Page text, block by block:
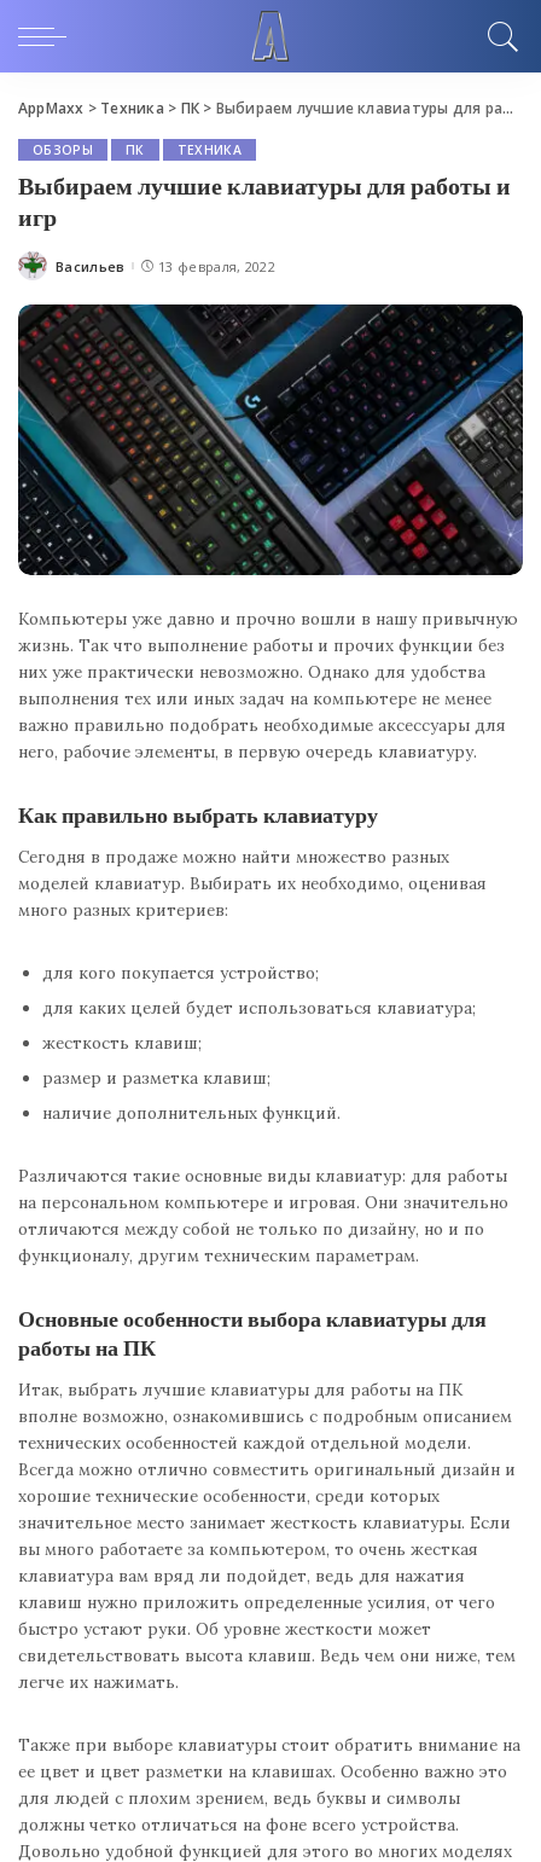
AppMaxx > Техника > ПК> Выбираем лучшие клавиатуры для работы и игр
ОБЗОРЫ ПК ТЕХНИКА
Выбираем лучшие клавиатуры для работы и
игр
Posted
Васильев 13 февраля, 2022
Компьютеры уже давно и прочно вошли в нашу привычную
жизнь. Так что выполнение работы и прочих функции без
них уже практически невозможно. Однако для удобства
выполнения тех или иных задач на компьютере не менее
важно правильно подобрать необходимые аксессуары для
него, рабочие элементы, в первую очередь клавиатуру.
Как правильно выбрать клавиатуру
Сегодня в продаже можно найти множество разных
моделей клавиатур. Выбирать их необходимо, оценивая
много разных критериев:
для кого покупается устройство;
для каких целей будет использоваться клавиатура;
жесткость клавиш;
размер и разметка клавиш;
наличие дополнительных функций.
Различаются такие основные виды клавиатур: для работы
на персональном компьютере и игровая. Они значительно
отличаются между собой не только по дизайну, но и по
функционалу, другим техническим параметрам.
Основные особенности выбора клавиатуры для
работы на ПК
Итак, выбрать лучшие клавиатуры для работы на ПК
вполне возможно, ознакомившись с подробным описанием
технических особенностей каждой отдельной модели.
Всегда можно отлично совместить оригинальный дизайн и
хорошие технические особенности, среди которых
значительное место занимает жесткость клавиатуры. Если
вы много работаете за компьютером, то очень жесткая
клавиатура вам вряд ли подойдет, ведь для нажатия
клавиш нужно приложить определенные усилия, от чего
быстро устают руки. Об уровне жесткости может
свидетельствовать высота клавиш. Ведь чем они ниже, тем
легче их нажимать.
Также при выборе клавиатуры стоит обратить внимание на
ее цвет и цвет разметки на клавишах. Особенно важно это
для людей с плохим зрением, ведь буквы и символы
должны четко отличаться на фоне всего устройства.
Довольно удобной функцией для этого во многих моделях